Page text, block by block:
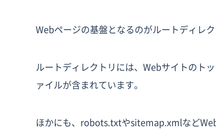
Webページの基盤となるのがルートディレ
ルートディレクトリには、Webサイトのト
ァイルが含まれています。
ほかにも、robots.txtやsitemap.xmlなど